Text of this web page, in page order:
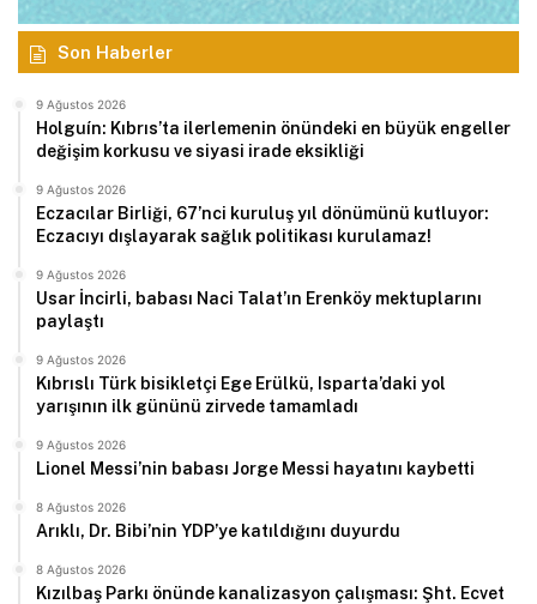
Son Haberler
9 Ağustos 2026
Holguín: Kıbrıs’ta ilerlemenin önündeki en büyük engeller
değişim korkusu ve siyasi irade eksikliği
9 Ağustos 2026
Eczacılar Birliği, 67’nci kuruluş yıl dönümünü kutluyor:
Eczacıyı dışlayarak sağlık politikası kurulamaz!
9 Ağustos 2026
Usar İncirli, babası Naci Talat’ın Erenköy mektuplarını
paylaştı
9 Ağustos 2026
Kıbrıslı Türk bisikletçi Ege Erülkü, Isparta’daki yol
yarışının ilk gününü zirvede tamamladı
9 Ağustos 2026
Lionel Messi’nin babası Jorge Messi hayatını kaybetti
8 Ağustos 2026
Arıklı, Dr. Bibi’nin YDP’ye katıldığını duyurdu
8 Ağustos 2026
Kızılbaş Parkı önünde kanalizasyon çalışması: Şht. Ecvet